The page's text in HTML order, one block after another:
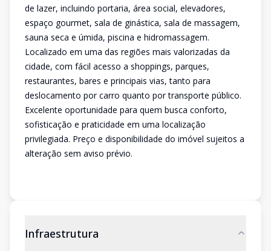
de lazer, incluindo portaria, área social, elevadores,
espaço gourmet, sala de ginástica, sala de massagem,
sauna seca e úmida, piscina e hidromassagem.
Localizado em uma das regiões mais valorizadas da
cidade, com fácil acesso a shoppings, parques,
restaurantes, bares e principais vias, tanto para
deslocamento por carro quanto por transporte público.
Excelente oportunidade para quem busca conforto,
sofisticação e praticidade em uma localização
privilegiada. Preço e disponibilidade do imóvel sujeitos a
alteração sem aviso prévio.
Infraestrutura